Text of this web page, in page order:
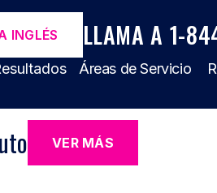
INGLÉS LLAMA A 1-
Áreas de Servicio
VER MÁS